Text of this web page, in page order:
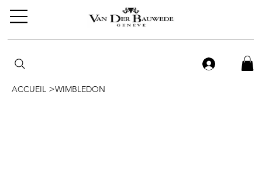
ACCUEIL >WIMBLEDON